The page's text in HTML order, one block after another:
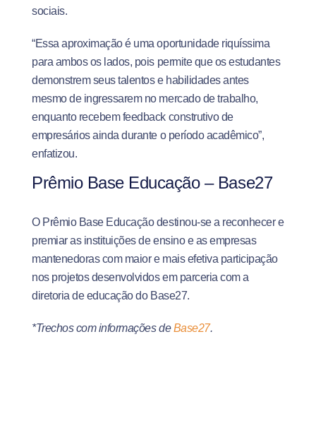
sociais.
“Essa aproximação é uma oportunidade riquíssima
para ambos os lados, pois permite que os estudantes
demonstrem seus talentos e habilidades antes
mesmo de ingressarem no mercado de trabalho,
enquanto recebem feedback construtivo de
empresários ainda durante o período acadêmico”,
enfatizou.
Prêmio Base Educação – Base27
O Prêmio Base Educação destinou-se a reconhecer e
premiar as instituições de ensino e as empresas
mantenedoras com maior e mais efetiva participação
nos projetos desenvolvidos em parceria com a
diretoria de educação do Base27.
*Trechos com informações deBase27.